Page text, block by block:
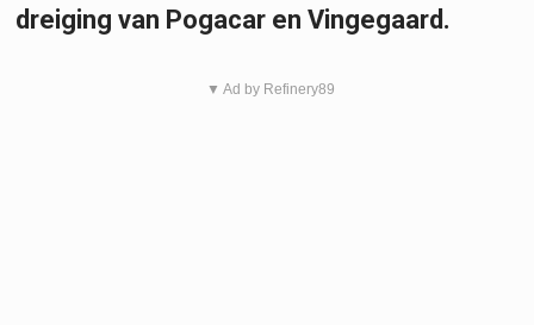
dreiging van Pogacar en Vingegaard.
▼ Ad by Refinery89